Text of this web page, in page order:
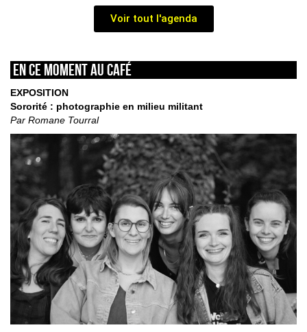
Voir tout l'agenda
En ce moment au café
EXPOSITION
Sororité : photographie en milieu militant
Par Romane Tourral